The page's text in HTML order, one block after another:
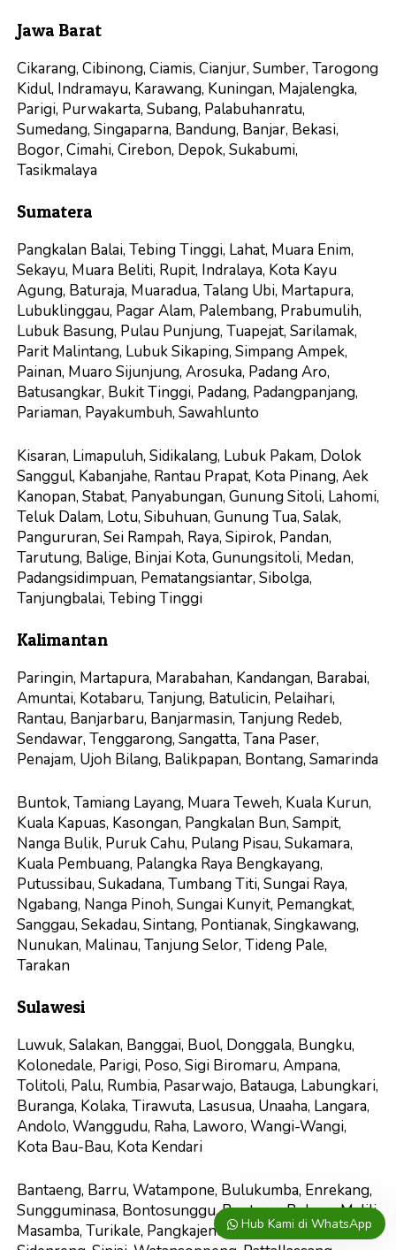
Jawa Barat
Cikarang, Cibinong, Ciamis, Cianjur, Sumber, Tarogong
Kidul, Indramayu, Karawang, Kuningan, Majalengka,
Parigi, Purwakarta, Subang, Palabuhanratu,
Sumedang, Singaparna, Bandung, Banjar, Bekasi,
Bogor, Cimahi, Cirebon, Depok, Sukabumi,
Tasikmalaya
Sumatera
Pangkalan Balai, Tebing Tinggi, Lahat, Muara Enim,
Sekayu, Muara Beliti, Rupit, Indralaya, Kota Kayu
Agung, Baturaja, Muaradua, Talang Ubi, Martapura,
Lubuklinggau, Pagar Alam, Palembang, Prabumulih,
Lubuk Basung, Pulau Punjung, Tuapejat, Sarilamak,
Parit Malintang, Lubuk Sikaping, Simpang Ampek,
Painan, Muaro Sijunjung, Arosuka, Padang Aro,
Batusangkar, Bukit Tinggi, Padang, Padangpanjang,
Pariaman, Payakumbuh, Sawahlunto
Kisaran, Limapuluh, Sidikalang, Lubuk Pakam, Dolok
Sanggul, Kabanjahe, Rantau Prapat, Kota Pinang, Aek
Kanopan, Stabat, Panyabungan, Gunung Sitoli, Lahomi,
Teluk Dalam, Lotu, Sibuhuan, Gunung Tua, Salak,
Pangururan, Sei Rampah, Raya, Sipirok, Pandan,
Tarutung, Balige, Binjai Kota, Gunungsitoli, Medan,
Padangsidimpuan, Pematangsiantar, Sibolga,
Tanjungbalai, Tebing Tinggi
Kalimantan
Paringin, Martapura, Marabahan, Kandangan, Barabai,
Amuntai, Kotabaru, Tanjung, Batulicin, Pelaihari,
Rantau, Banjarbaru, Banjarmasin, Tanjung Redeb,
Sendawar, Tenggarong, Sangatta, Tana Paser,
Penajam, Ujoh Bilang, Balikpapan, Bontang, Samarinda
Buntok, Tamiang Layang, Muara Teweh, Kuala Kurun,
Kuala Kapuas, Kasongan, Pangkalan Bun, Sampit,
Nanga Bulik, Puruk Cahu, Pulang Pisau, Sukamara,
Kuala Pembuang, Palangka Raya Bengkayang,
Putussibau, Sukadana, Tumbang Titi, Sungai Raya,
Ngabang, Nanga Pinoh, Sungai Kunyit, Pemangkat,
Sanggau, Sekadau, Sintang, Pontianak, Singkawang,
Nunukan, Malinau, Tanjung Selor, Tideng Pale,
Tarakan
Sulawesi
Luwuk, Salakan, Banggai, Buol, Donggala, Bungku,
Kolonedale, Parigi, Poso, Sigi Biromaru, Ampana,
Tolitoli, Palu, Rumbia, Pasarwajo, Batauga, Labungkari,
Buranga, Kolaka, Tirawuta, Lasusua, Unaaha, Langara,
Andolo, Wanggudu, Raha, Laworo, Wangi-Wangi,
Kota Bau-Bau, Kota Kendari
Bantaeng, Barru, Watampone, Bulukumba, Enrekang,
Sungguminasa, Bontosunggu, Benteng, Belopa, Malili,
Masamba, Turikale, Pangkajene, Pinrang, Watang
Hub Kami di WhatsApp